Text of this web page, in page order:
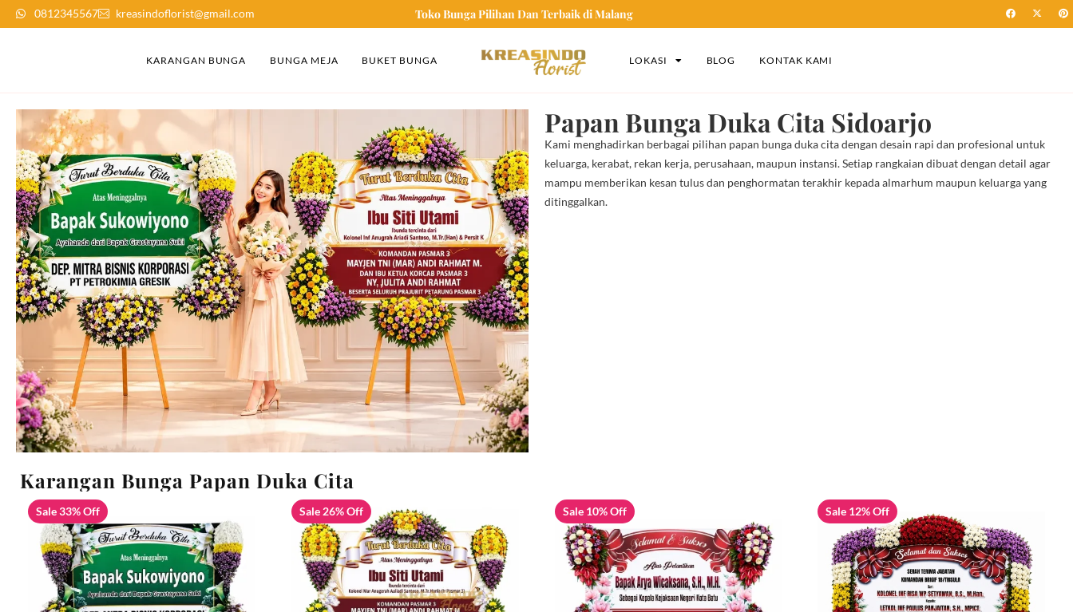
0812345567 kreasindoflorist@gmail.com Toko Bunga Pilihan Dan Terbaik di Malang
KARANGAN BUNGA BUNGA MEJA BUKET BUNGA LOKASI BLOG KONTAK KAMI
Papan Bunga Duka Cita Sidoarjo
Kami menghadirkan berbagai pilihan papan bunga duka cita dengan desain rapi dan profesional untuk
keluarga, kerabat, rekan kerja, perusahaan, maupun instansi. Setiap rangkaian dibuat dengan detail agar
mampu memberikan kesan tulus dan penghormatan terakhir kepada almarhum maupun keluarga yang
ditinggalkan.
Karangan Bunga Papan Duka Cita
Sale 33% Off Sale 26% Off Sale 10% Off Sale 12% Off